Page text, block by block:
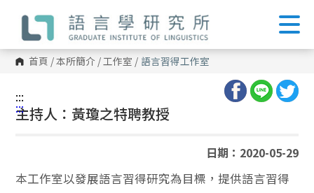
內
容 首頁 /本所簡介 /工作室 / 語言習得工作室
:::
:::
主持人：黃瓊之特聘教授
日期：2020-05-29
本工作室以發展語言習得研究為目標，提供語言習得